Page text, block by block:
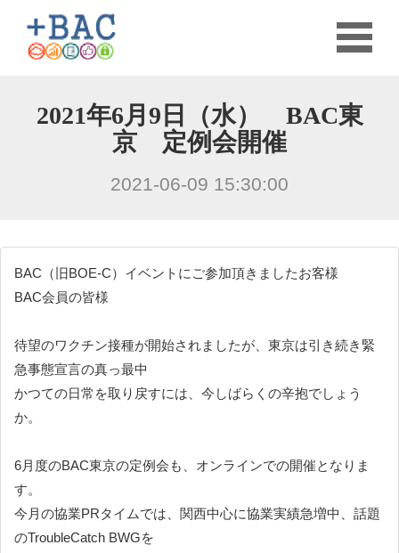
2021年6月9日（水） BAC東
京 定例会開催
2021-06-09 15:30:00
BAC（旧BOE-C）イベントにご参加頂きましたお客様
BAC会員の皆様
待望のワクチン接種が開始されましたが、東京は引き続き緊
急事態宣言の真っ最中
かつての日常を取り戻すには、今しばらくの辛抱でしょう
か。
6月度のBAC東京の定例会も、オンラインでの開催となりま
す。
今月の協業PRタイムでは、関西中心に協業実績急増中、話題
のTroubleCatch BWGを